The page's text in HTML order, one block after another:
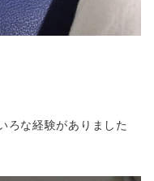
ろな経験がありました